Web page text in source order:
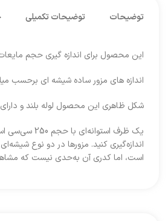
توضیحات توضیحات تکمیلی
این محصول برای اندازه گیری حجم
اندازه های مزور ساده شیشه ای برحسب
شکل ظاهری این محصول لوله بلند و
یک ظرف
اندازه‌گیری کنید. مزورها در دو نوع
است، اما کدری آن به‌حدی نیست که